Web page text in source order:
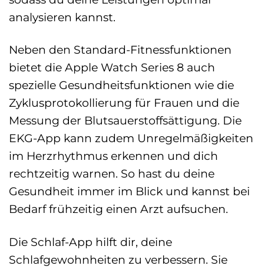
analysieren kannst.
Neben den Standard-Fitnessfunktionen
bietet die Apple Watch Series 8 auch
spezielle Gesundheitsfunktionen wie die
Zyklusprotokollierung für Frauen und die
Messung der Blutsauerstoffsättigung. Die
EKG-App kann zudem Unregelmäßigkeiten
im Herzrhythmus erkennen und dich
rechtzeitig warnen. So hast du deine
Gesundheit immer im Blick und kannst bei
Bedarf frühzeitig einen Arzt aufsuchen.
Die Schlaf-App hilft dir, deine
Schlafgewohnheiten zu verbessern. Sie